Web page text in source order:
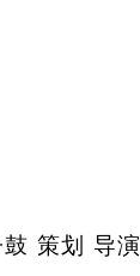
策划 导演